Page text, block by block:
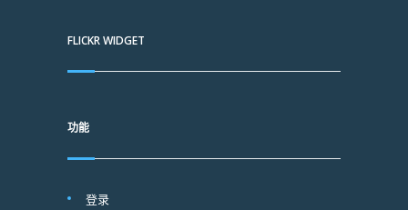
FLICKR WIDGET
功能
登录